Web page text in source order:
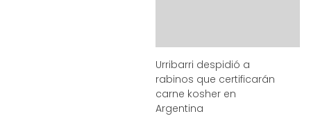
Urribarri despidió a
rabinos que certificarán
carne kosher en
Argentina